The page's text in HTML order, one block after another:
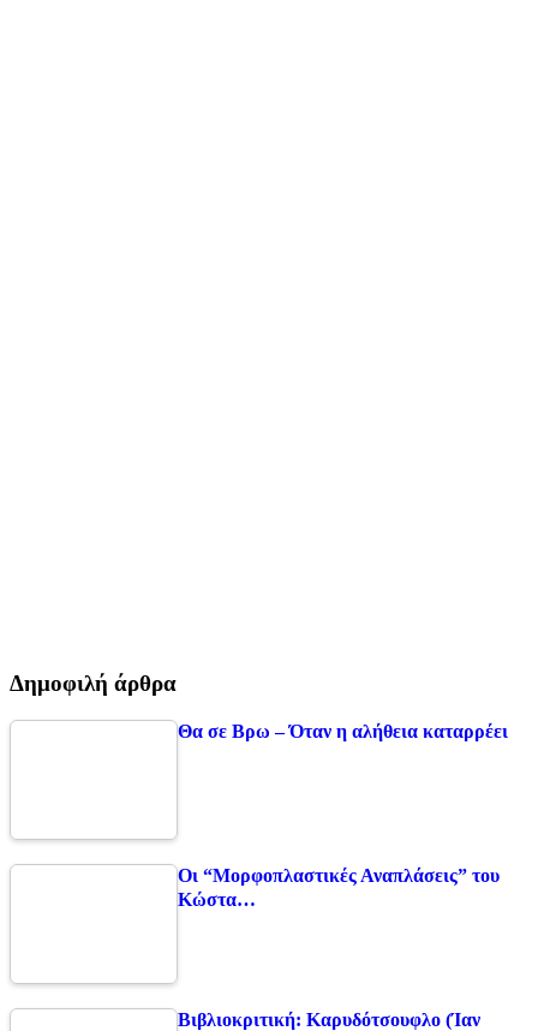
Δημοφιλή άρθρα
Θα σε Βρω – Όταν η αλήθεια καταρρέει
Οι “Μορφοπλαστικές Αναπλάσεις” του
Κώστα…
Βιβλιοκριτική: Καρυδότσουφλο (Ίαν